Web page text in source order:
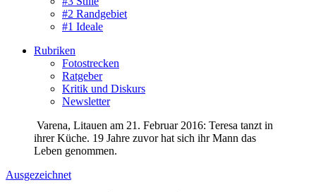
#2 Randgebiet
#1 Ideale
Rubriken
Fotostrecken
Ratgeber
Kritik und Diskurs
Newsletter
Varena, Litauen am 21. Februar 2016: Teresa tanzt in
ihrer Küche. 19 Jahre zuvor hat sich ihr Mann das
Leben genommen.
Ausgezeichnet